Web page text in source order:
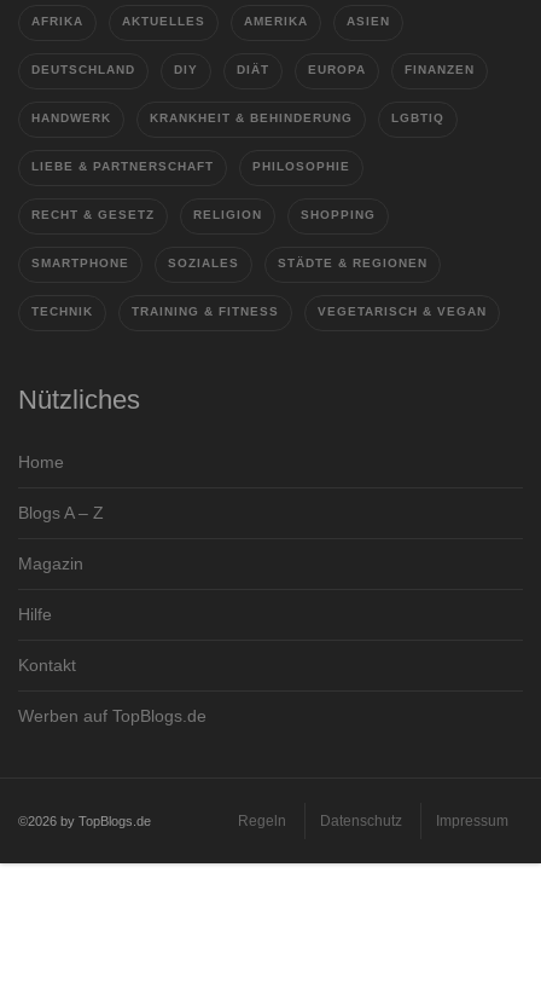
AFRIKA AKTUELLES AMERIKA ASIEN
DEUTSCHLAND DIY DIÄT EUROPA FINANZEN
HANDWERK KRANKHEIT & BEHINDERUNG LGBTIQ
LIEBE & PARTNERSCHAFT PHILOSOPHIE
RECHT & GESETZ RELIGION SHOPPING
SMARTPHONE SOZIALES STÄDTE & REGIONEN
TECHNIK TRAINING & FITNESS VEGETARISCH & VEGAN
Nützliches
Home
Blogs A – Z
Magazin
Hilfe
Kontakt
Werben auf TopBlogs.de
©2026 by TopBlogs.de Regeln Datenschutz Impressum